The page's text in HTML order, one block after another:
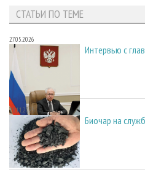
СТАТЬИ ПО ТЕМЕ
27.05.2026
Интервью с
28.11.2025
Биочар на